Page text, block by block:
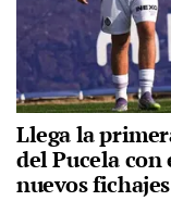
Llega la
del Pucela con
nuevos fichajes